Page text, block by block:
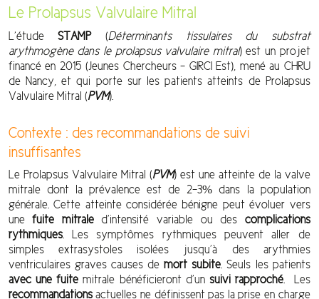
Le Prolapsus Valvulaire Mitral
L’étudeSTAMP(Déterminants tissulaires du substrat
arythmogène dans le prolapsus valvulaire mitral) est un projet
financé en 2015 (Jeunes Chercheurs – GIRCI Est), mené au CHRU
de Nancy, et qui porte sur les patients atteints de Prolapsus
Valvulaire Mitral (PVM).
Contexte : des recommandations de suivi
insuffisantes
Le Prolapsus Valvulaire Mitral (PVM) est une atteinte de la valve
mitrale dont la prévalence est de 2-3% dans la population
générale. Cette atteinte considérée bénigne peut évoluer vers
unefuite mitraled’intensité variable ou des complications
rythmiques. Les symptômes rythmiques peuvent aller de
simples extrasystoles isolées jusqu’à des arythmies
ventriculaires graves causes demort subite . Seuls les patients
avec une fuite mitrale bénéficieront d’unsuivi rapproché . Les
recommandationsactuelles ne définissent pas la prise en charge